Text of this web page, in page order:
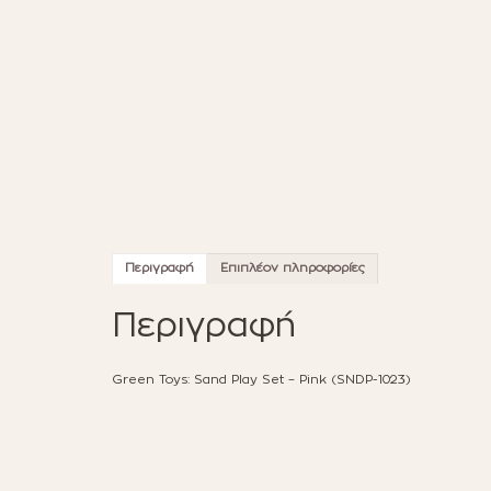
Περιγραφή Επιπλέον πληροφορίες
Περιγραφή
Green Toys: Sand Play Set – Pink (SNDP-1023)